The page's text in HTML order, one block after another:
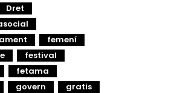
Dret
femení
festival
fetama
govern
gratis